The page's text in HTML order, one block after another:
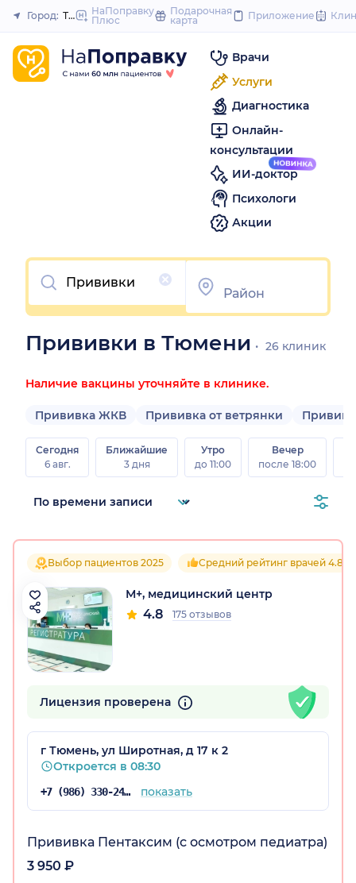
to
Закрыть
Город: ТюменьНаПоправку
Плюс
Подарочная
карта
Приложение
Врачи
Услуги
Диагностика
Онлайн-
консультации
ИИ-доктор
Психологи
Акции
Очистить
Прививки в Тюмени 26 клиник
Наличие вакцины уточняйте в клинике.
Прививка ЖКВ Прививка от ветрянки
Сегодня
6 авг.
Ближайшие
3 дня
Утро
до 11:00
Вечер
после 18:00
Выбор пациентов 2025 Средний рейтинг врачей 4.8
М+, медицинский центр
4.8 175 отзывов
Лицензия проверена
г Тюмень, ул Широтная, д 17 к 2
Откроется в 08:30
+7 (986) 330-24-65 показать
Прививка Пентаксим (с осмотром педиатра)
3 950 ₽